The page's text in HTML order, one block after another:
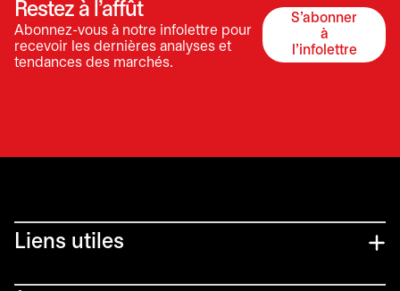
Restez à l’affût
Abonnez-vous à notre infolettre pour
recevoir les dernières analyses et
tendances des marchés.
S'abonner
à
l'infolettre
s’ouvre
Liens utiles​